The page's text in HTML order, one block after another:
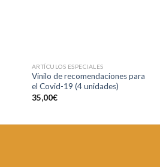
ARTÍCULOS ESPECIALES
Vinilo de recomendaciones para
el Covid-19 (4 unidades)
35,00€